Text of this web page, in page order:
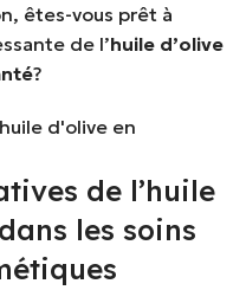
êtes-vous prêt à
de l’huile d’olive
?
de l’huile
les soins